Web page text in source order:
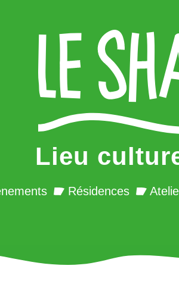
Lieu
Résidences